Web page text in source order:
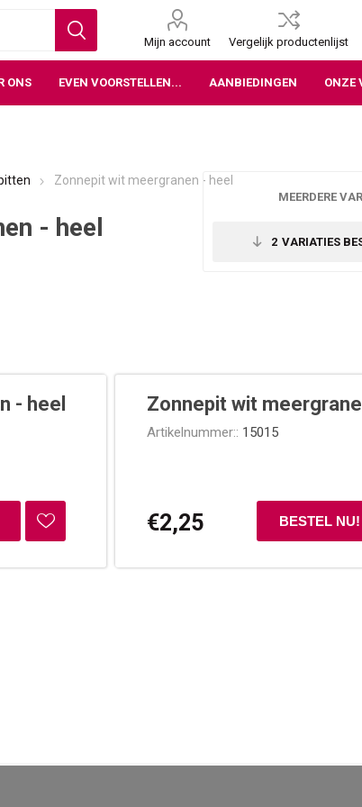
Mijn account Vergelijk productenlijst
ONS EVEN VOORSTELLEN... AANBIEDINGEN ONZE
Zonnepit wit meergranen - heel
- heel
- heel Zonnepit wit
Artikelnummer:: 15015
€2,25
MEERDERE
2 VARIATIES